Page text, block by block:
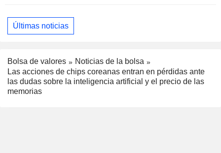
Últimas noticias
Bolsa de valores
Noticias de la bolsa
Las acciones de chips coreanas entran en pérdidas ante
las dudas sobre la inteligencia artificial y el precio de las
memorias